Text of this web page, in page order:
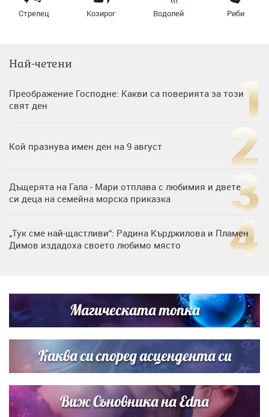
Стрелец Козирог Водолей Риби
Най-четени
Преображение Господне: Какви са поверията за този
свят ден
Кой празнува имен ден на 9 август
Дъщерята на Гала - Мари отплава с любимия и двете
си деца на семейна морска приказка
„Тук сме най-щастливи“: Радина Кърджилова и Пламен
Димов издадоха своето любимо място
кадри с Башар Рахал и малкия им син
Дъщерята на Тодор Батков вдигна сватба, Стоичков и
Братя Аргирови я изненадаха с песен
Магическата топка
Каква си според асцендента си
Виж Съновника на Edna